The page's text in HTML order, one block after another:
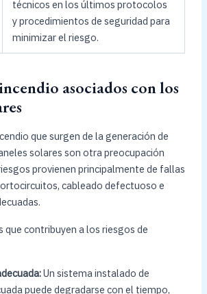
técnicos en los últimos protocolos
y procedimientos de seguridad para
minimizar el riesgo.
asociados con los
que surgen de la generación de
solares son otra preocupación
provienen principalmente de fallas
cableado defectuoso e
que contribuyen a los riesgos de
Un sistema instalado de
puede degradarse con el tiempo,